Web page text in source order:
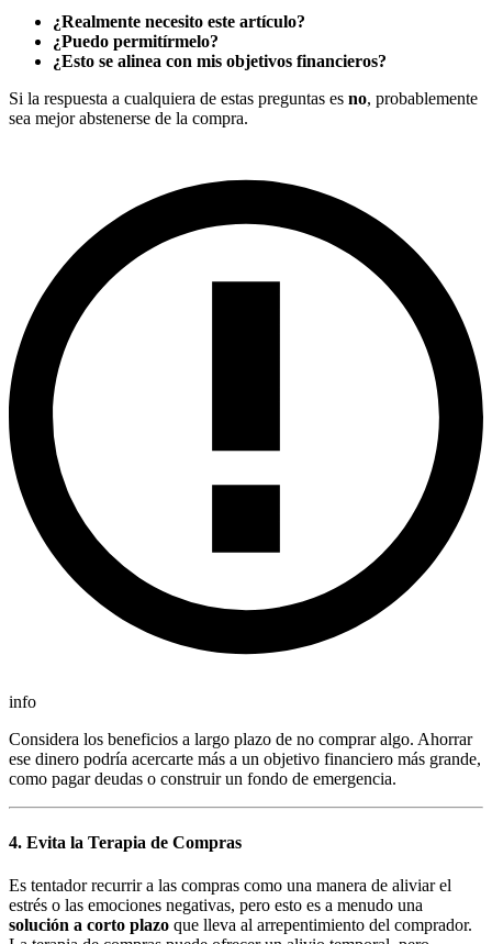
¿Realmente necesito este artículo?
¿Puedo permitírmelo?
¿Esto se alinea con mis objetivos financieros?
Si la respuesta a cualquiera de estas preguntas es no, probablemente
sea mejor abstenerse de la compra.
info
Considera los beneficios a largo plazo de no comprar algo. Ahorrar
ese dinero podría acercarte más a un objetivo financiero más grande,
como pagar deudas o construir un fondo de emergencia.
4. Evita la Terapia de Compras
Es tentador recurrir a las compras como una manera de aliviar el
estrés o las emociones negativas, pero esto es a menudo una
solución a corto plazo que lleva al arrepentimiento del comprador.